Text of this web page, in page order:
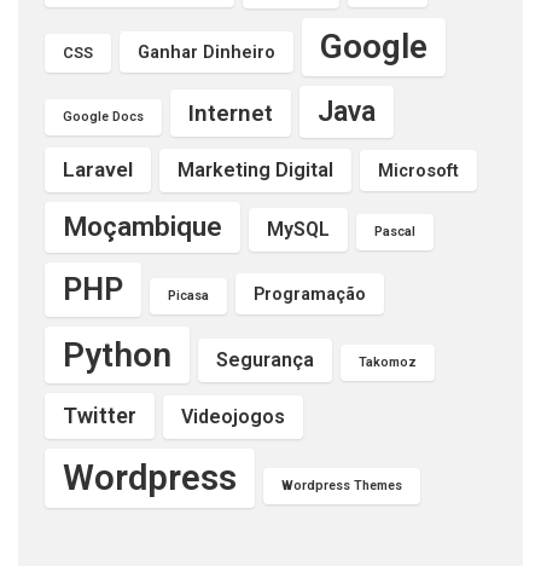
CSS Ganhar Dinheiro Google
Google Docs Internet Java
Laravel Marketing Digital Microsoft
Moçambique MySQL Pascal
PHP Picasa Programação
Python Segurança Takomoz
Twitter Videojogos
Wordpress Wordpress Themes